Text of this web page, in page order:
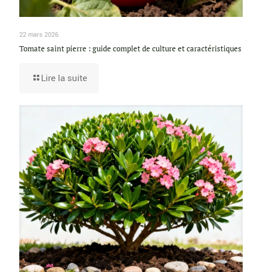
22 mars 2026
Tomate saint pierre : guide complet de culture et caractéristiques
Lire la suite